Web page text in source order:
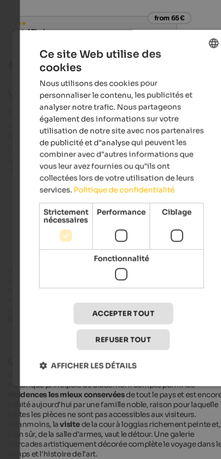
from 65 €
Hotel Theiner
Vinschgau
Val Venosta Sluderno
Vacances à Schluderno
Schluderno, dans le Haut-Vinschgau, est un petit
village pittoresque situé à la sortie de la vallée de
Matscher. L'imposant château de Churburg, qui
possède la plus grande collection d'armures de
chevaliers que l'on puisse trouver en Europe,
dessus, tel un grand gardien.
Toutes les localités de la région
Accommodations in Schluderns
de Sluderno lui-même séduit par
centre-ville qui vaut la peine d'être vu et dans lequel on trouve
plusieurs auberges accueillantes et des bars sympathiques.
particulièrement recommandé aux amateurs de culture
y trouveront également leur compte.
Curiosités à Sluderno
historique principale de Sluderno. Il compte parmi les
résidences les mieux conservéesde tout le pays et est
habité aujourd'hui par une famille noble, raison pour laquelle
toutes les pièces ne sont pas accessibles aux visiteurs.
Néanmoins, lavisite de la cour à loggias richement peinte et,
bien sûr, de la salle d'armes, vaut le détour. Une galerie
d'arcades artistiquement décorée complète le voyage dans
temps et l'histoire de l'art.
Ce site Web utilise des
cookies
Nous utilisons des cookies pour
personnaliser le contenu, les publicités et
analyser notre trafic. Nous partageons
également des informations sur votre
utilisation de notre site avec nos partenaires
de publicité et d"analyse qui peuvent les
combiner avec d"autres informations que
vous leur avez fournies ou qu"ils ont
collectées lors de votre utilisation de leurs
services. Politique de confidentialité
Strictement
nécessaires
Performance Ciblage
Fonctionnalité
ACCEPTER TOUT
REFUSER TOUT
AFFICHER LES DÉTAILS